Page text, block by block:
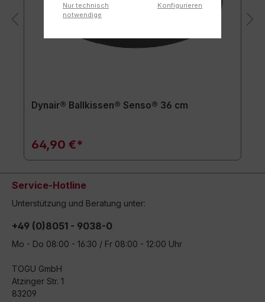
Dynair® Ballkissen® Senso® 36 cm
64,90 €*
Service-Hotline
Unterstützung und Beratung unter:
+49 (0)8051 - 9038-0
Mo - Do 08:00 - 16:30 / Fr 08:00 - 12:00 Uhr
TOGU GmbH
Atzinger Str. 1
83209
Nur technisch
notwendige
Konfigurieren